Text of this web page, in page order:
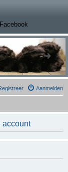
tab)
new tab)
Facebook
Aanmelden
account